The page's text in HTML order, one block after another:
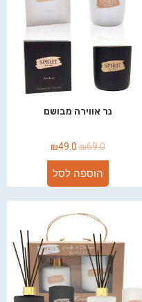
נר אווירה מבושם
₪69.0
₪49.0
הוספה לסל